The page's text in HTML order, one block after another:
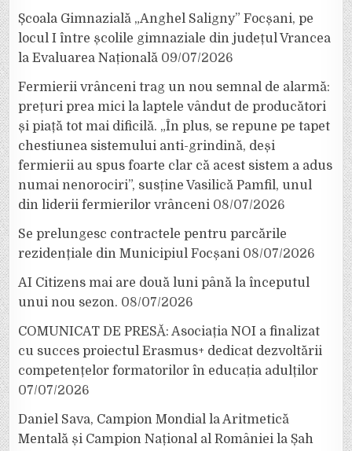
Școala Gimnazială „Anghel Saligny” Focșani, pe
locul I între școlile gimnaziale din județul Vrancea
la Evaluarea Națională 09/07/2026
Fermierii vrânceni trag un nou semnal de alarmă:
prețuri prea mici la laptele vândut de producători
și piață tot mai dificilă. „În plus, se repune pe tapet
chestiunea sistemului anti-grindină, deși
fermierii au spus foarte clar că acest sistem a adus
numai nenorociri”, susține Vasilică Pamfil, unul
din liderii fermierilor vrânceni 08/07/2026
Se prelungesc contractele pentru parcările
rezidențiale din Municipiul Focșani 08/07/2026
AI Citizens mai are două luni până la începutul
unui nou sezon. 08/07/2026
COMUNICAT DE PRESĂ: Asociația NOI a finalizat
cu succes proiectul Erasmus+ dedicat dezvoltării
competențelor formatorilor în educația adulților
07/07/2026
Daniel Sava, Campion Mondial la Aritmetică
Mentală și Campion Național al României la Șah